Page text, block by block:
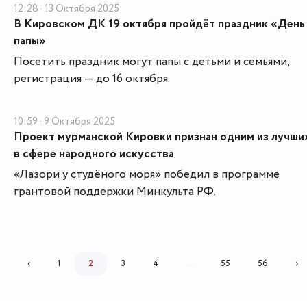
12:28 · 13 Октября 2025
В Кировском ДК 19 октября пройдёт праздник «День
папы»
Посетить праздник могут папы с детьми и семьями,
регистрация — до 16 октября.
10:59 · 9 Октября 2025
Проект мурманской Кировки признан одним из
в сфере народного искусства
«Лазори у студёного моря» победил в программе
грантовой поддержки Минкульта РФ.
‹ 1 2 3 4 ... 55 56 ›